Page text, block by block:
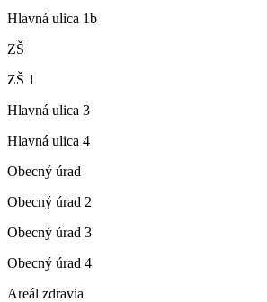
Hlavná ulica 1b
ZŠ
ZŠ 1
Hlavná ulica 3
Hlavná ulica 4
Obecný úrad
Obecný úrad 2
Obecný úrad 3
Obecný úrad 4
Areál zdravia